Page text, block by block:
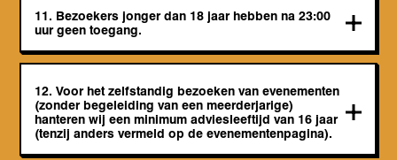
11. Bezoekers jonger dan 18 jaar hebben na 23:00
uur geen toegang.
12. Voor het zelfstandig bezoeken van evenementen
(zonder begeleiding van een meerderjarige)
hanteren wij een minimum adviesleeftijd van 16 jaar
(tenzij anders vermeld op de evenementenpagina).